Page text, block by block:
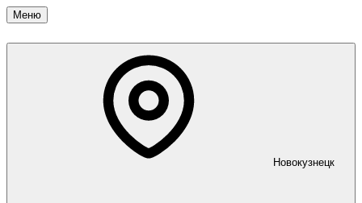
Меню
Новокузнецк